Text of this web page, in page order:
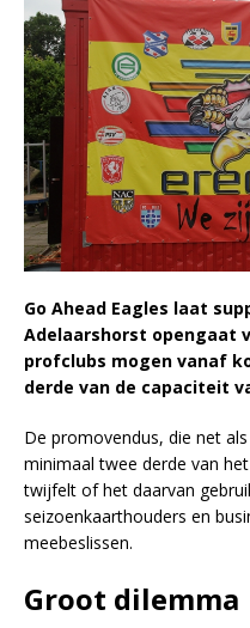
Go Ahead Eagles laat
Adelaarshorst opengaat
profclubs mogen vanaf
derde van de capaciteit
De promovendus, die net
minimaal twee derde van
twijfelt of het daarvan
seizoenkaarthouders en
meebeslissen.
Groot dilemma